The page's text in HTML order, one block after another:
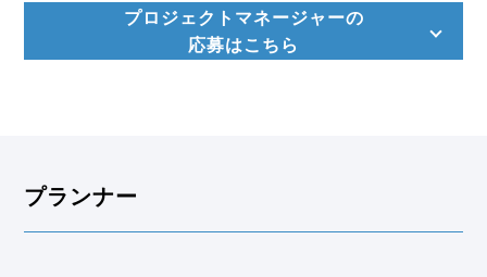
プロジェクトマネージャーの
応募はこちら
プランナー